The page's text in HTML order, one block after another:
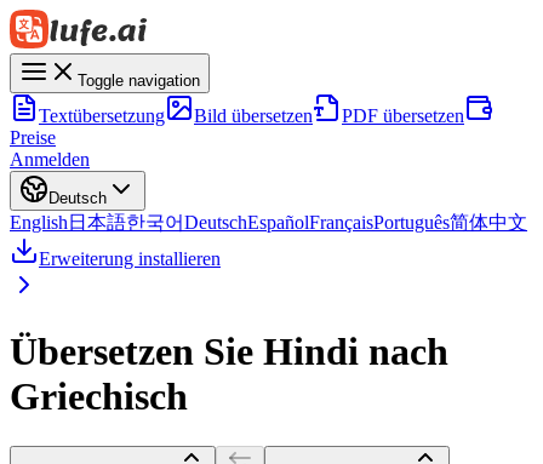
Toggle navigation
Textübersetzung Bild übersetzen
PDF übersetzen
Preise
Anmelden
Deutsch
English 日本語한국어DeutschEspañolFrançaisPortuguês简体中文
Erweiterung installieren
Übersetzen Sie Hindi nach
Griechisch